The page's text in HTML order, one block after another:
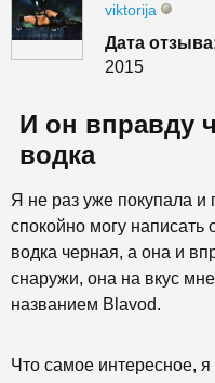
viktorija
Дата
2015
И он вправду
водка
Я не раз уже покупала и
спокойно могу написать
водка черная, а она и
снаружи, она на вкус
названием Blavod.
Что самое интересное,